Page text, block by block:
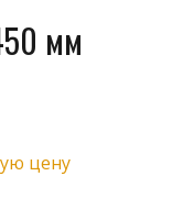
мм
цену